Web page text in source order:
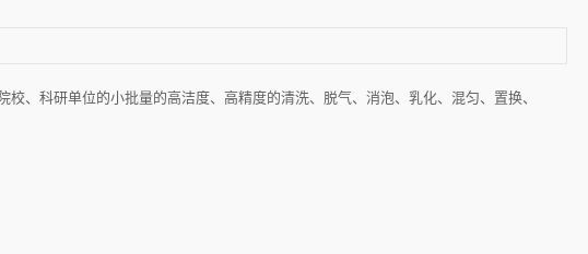
、科研单位的小批量的高洁度、高精度的清洗、脱气、消泡、乳化、混匀、置换、